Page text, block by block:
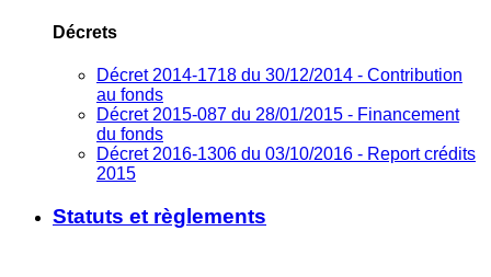
Décrets
Décret 2014-1718 du 30/12/2014 - Contribution
au fonds
Décret 2015-087 du 28/01/2015 - Financement
du fonds
Décret 2016-1306 du 03/10/2016 - Report crédits
2015
Statuts et règlements